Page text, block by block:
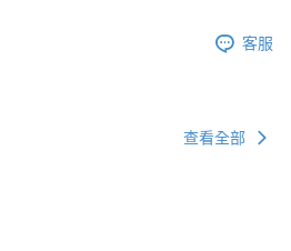
客服
查看全部